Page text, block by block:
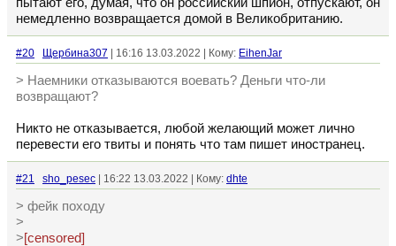
немедленно возвращается домой в Великобританию.
#20 Щербина307 | 16:16 13.03.2022 | Кому: EihenJar
> Наемники отказываются воевать? Деньги что-ли
возвращают?
Никто не отказывается, любой желающий может лично
перевести его твиты и понять что там пишет иностранец.
#21 sho_pesec | 16:22 13.03.2022 | Кому: dhte
> фейк походу
>
>[censored]